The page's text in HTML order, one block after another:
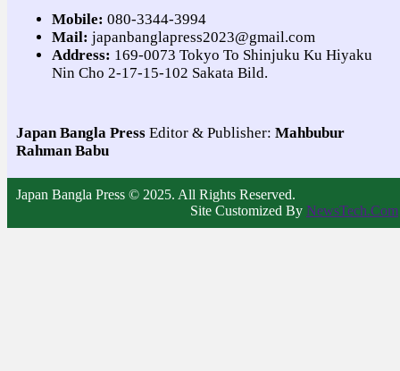
Mobile: 080-3344-3994
Mail: japanbanglapress2023@gmail.com
Address: 169-0073 Tokyo To Shinjuku Ku Hiyaku
Nin Cho 2-17-15-102 Sakata Bild.
Japan Bangla Press Editor & Publisher: Mahbubur
Rahman Babu
Japan Bangla Press © 2025. All Rights Reserved.
Site Customized By NewsTech.Com